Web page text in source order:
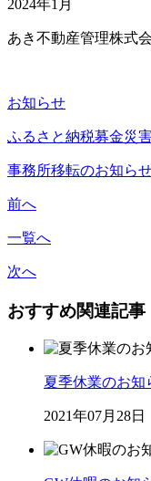
2024年1月
あき不動産管理株式
お知らせ
ふるさと納税募金災
事務所移転のお知ら
前へ
一覧へ
次へ
おすすめ関連記事
夏季休業のお知
2021年07月28日